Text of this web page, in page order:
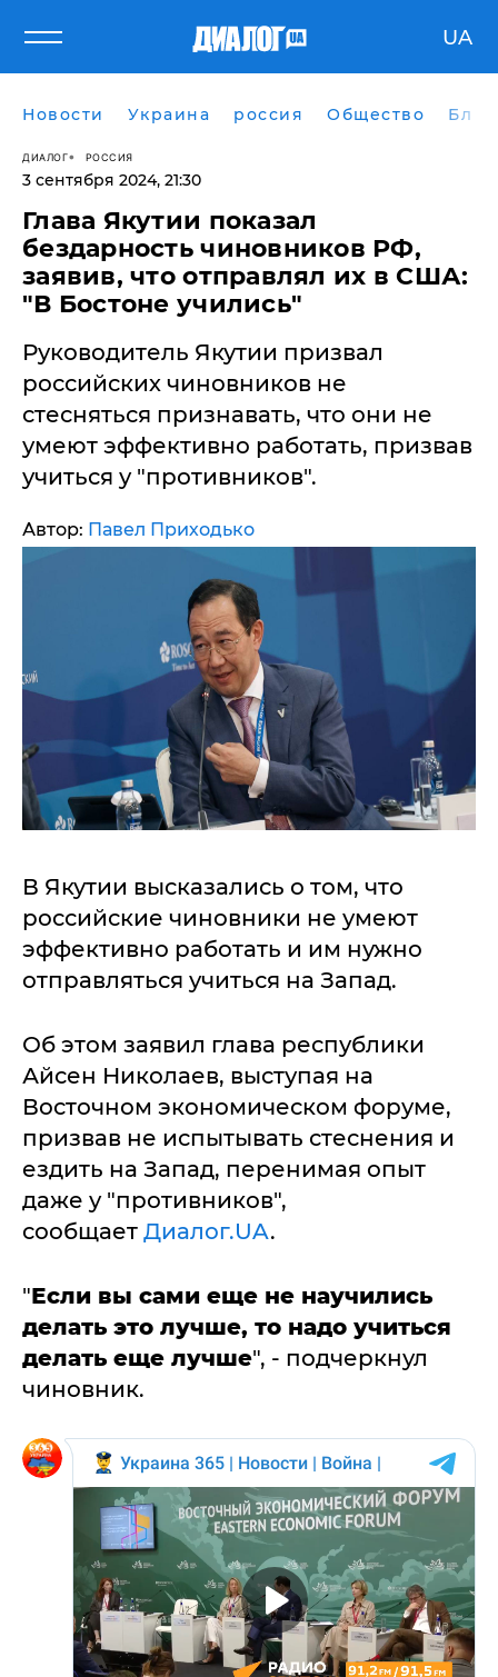
UA
Новости Украина россия Общество
ДИАЛОГ РОССИЯ
3 сентября 2024, 21:30
Глава Якутии показал
бездарность чиновников РФ,
заявив, что отправлял их в США:
"В Бостоне учились"
Руководитель Якутии призвал
российских чиновников не
стесняться признавать, что они не
умеют эффективно работать, призвав
учиться у "противников".
Автор: Павел Приходько
В Якутии высказались о том, что
российские чиновники не умеют
эффективно работать и им нужно
отправляться учиться на Запад.
Об этом заявил глава республики
Айсен Николаев, выступая на
Восточном экономическом форуме,
призвав не испытывать стеснения и
ездить на Запад, перенимая опыт
даже у "противников",
сообщает Диалог.UA.
"Если вы сами еще не научились
делать это лучше, то надо учиться
делать еще лучше", - подчеркнул
чиновник.